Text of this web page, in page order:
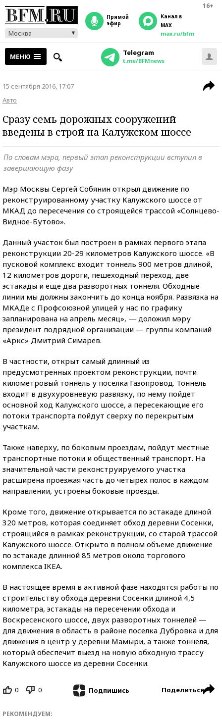
16+
Москва
прямой
эфир
Канал в
MAX
max.ru/bfm
МЕНЮ Telegram
t.me/BFMnews
15 сентября 2016, 17:07
Авто
Сразу семь дорожных сооружений
введены в строй на Калужском шоссе
По словам мэра, первый этап реконструкции вступил в
завершающую фазу
Мэр Москвы Сергей Собянин открыл движение по
реконструированному участку Калужского шоссе от
МКАД до пересечения со строящейся трассой «Солнцево-
Видное-Бутово».
Данный участок был построен в рамках первого этапа
реконструкции 20-29 километров Калужского шоссе. «В
пусковой комплекс входит тоннель 900 метров длиной,
12 километров дороги, пешеходный переход, две
эстакады и еще два разворотных тоннеля. Обходные
линии мы должны закончить до конца ноября. Развязка на
МКАДе с Профсоюзной улицей у нас по графику
запланирована на апрель месяц», — доложил мэру
президент подрядной организации — группы компаний
«Аркс» Дмитрий Симарев.
В частности, открыт самый длинный из
предусмотренных проектом реконструкции, почти
километровый тоннель у поселка Газопровод. Тоннель
входит в двухуровневую развязку, по нему пойдет
основной ход Калужского шоссе, а пересекающие его
потоки транспорта пойдут сверху по перекрытым
участкам.
Также наверху, по боковым проездам, пойдут местные
транспортные потоки и общественный транспорт. На
значительной части реконструируемого участка
расширена проезжая часть до четырех полос в каждом
направлении, устроены боковые проезды.
Кроме того, движение открывается по эстакаде длиной
320 метров, которая соединяет обход деревни Сосенки,
строящийся в рамках реконструкции, со старой трассой
Калужского шоссе. Открыто в полном объеме движение
по эстакаде длинной 85 метров около торгового
комплекса IKEA.
В настоящее время в активной фазе находятся работы по
строительству обхода деревни Сосенки длиной 4,5
километра, эстакады на пересечении обхода и
Воскресенского шоссе, двух разворотных тоннелей —
для движения в область в районе поселка Дубровка и для
движения в центр у деревни Мамыри, а также тоннеля,
который обеспечит выезд на новую обходную трассу
Калужского шоссе из деревни Сосенки.
0 0 Подпишись Поделиться
РЕКОМЕНДУЕМ: